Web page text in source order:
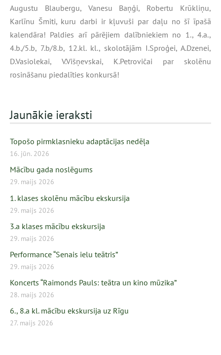
Jaunākie ieraksti
Topošo pirmklasnieku adaptācijas nedēļa
16. jūn. 2026
Mācību gada noslēgums
29. maijs 2026
1. klases skolēnu mācību ekskursija
29. maijs 2026
3.a klases mācību ekskursija
29. maijs 2026
Performance “Senais ielu teātris”
29. maijs 2026
Koncerts “Raimonds Pauls: teātra un kino mūzika”
28. maijs 2026
6., 8.a kl. mācību ekskursija uz Rīgu
27. maijs 2026
Augustu Blaubergu, Vanesu Baņģi, Robertu Krūkliņu,
Karlīnu Šmiti, kuru darbi ir kļuvuši par daļu no šī īpašā
kalendāra! Paldies arī pārējiem dalībniekiem no 1., 4.a.,
4.b./5.b, 7.b/8.b, 12.kl. kl., skolotājām I.Sproģei, A.Dzenei,
D.Vasiolekai, V.Višņevskai, K.Petrovičai par skolēnu
rosināšanu piedalīties konkursā!